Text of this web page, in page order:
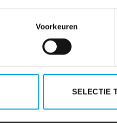
Voorkeuren
SELECTIE